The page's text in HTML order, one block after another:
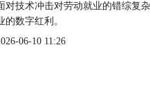
对技术冲击对劳动就业的错综复
的数字红利。
06-10 11:26